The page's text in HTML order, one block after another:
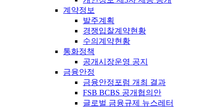
계약정보
발주계획
경쟁입찰계약현황
수의계약현황
통화정책
공개시장운영 공지
금융안정
금융안정포럼 개최 결과
FSB BCBS 공개협의안
글로벌 금융규제 뉴스레터